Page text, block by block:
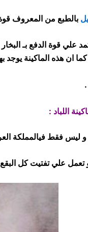
بالطبع من المعروف
علي قوة الدفع بـ
ان هذه الماكينة يوجد
اللباد :
و ليس فقط فيالمملكة
علي تفتيت كل البقع و